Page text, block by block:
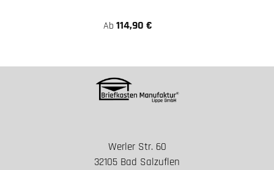
Ab 114,90 €
Werler Str. 60
32105 Bad Salzuflen